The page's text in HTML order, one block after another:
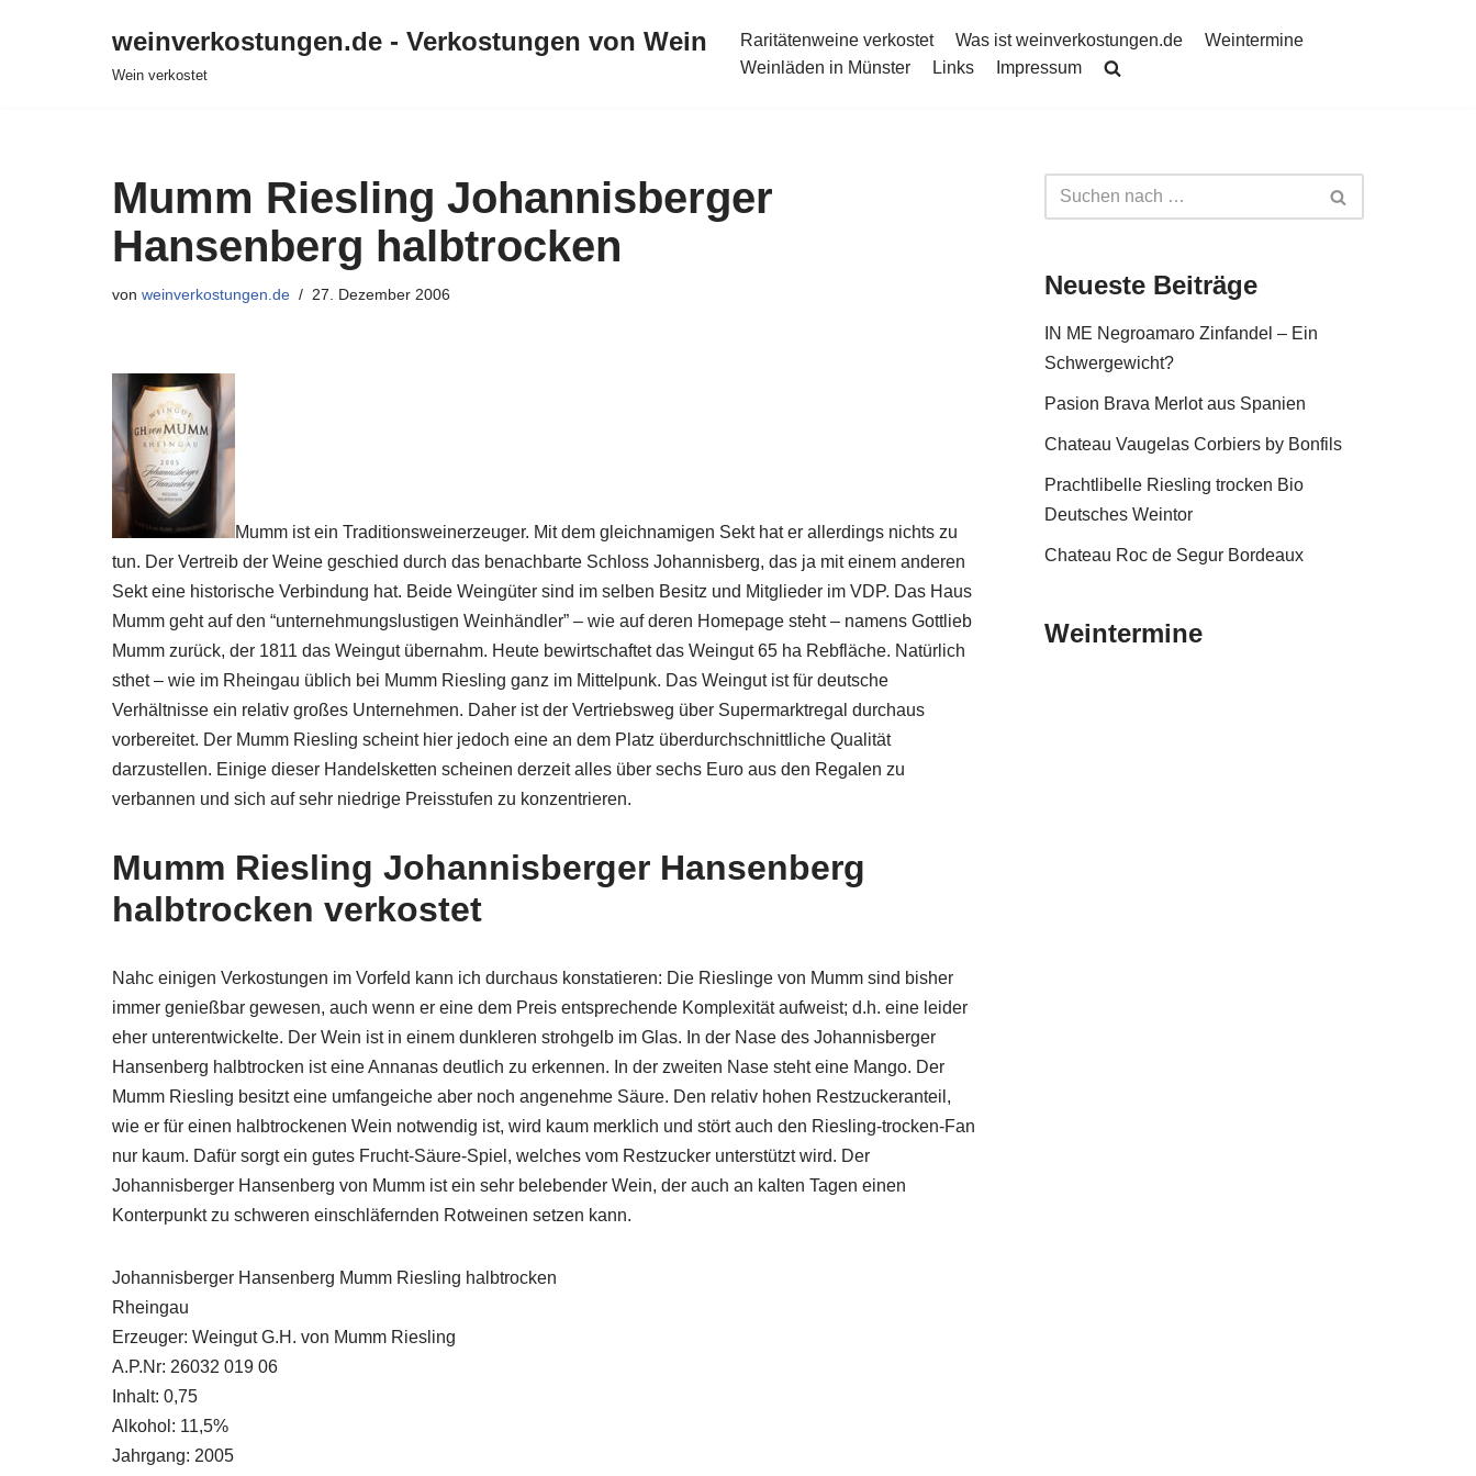
weinverkostungen.de - Verkostungen von Wein
Wein verkostet
Raritätenweine verkostet Was ist weinverkostungen.de
Weintermine
Weinläden in Münster
Links Impressum
Mumm Riesling Johannisberger
Hansenberg halbtrocken
von weinverkostungen.de 27. Dezember 2006
Mumm ist ein Traditionsweinerzeuger. Mit dem gleichnamigen Sekt hat er allerdings nichts zu
tun. Der Vertreib der Weine geschied durch das benachbarte Schloss Johannisberg, das ja mit einem anderen
Sekt eine historische Verbindung hat. Beide Weingüter sind im selben Besitz und Mitglieder im VDP. Das Haus
Mumm geht auf den “unternehmungslustigen Weinhändler” – wie auf deren Homepage steht – namens Gottlieb
Mumm zurück, der 1811 das Weingut übernahm. Heute bewirtschaftet das Weingut 65 ha Rebfläche. Natürlich
sthet – wie im Rheingau üblich bei Mumm Riesling ganz im Mittelpunk. Das Weingut ist für deutsche
Verhältnisse ein relativ großes Unternehmen. Daher ist der Vertriebsweg über Supermarktregal durchaus
vorbereitet. Der Mumm Riesling scheint hier jedoch eine an dem Platz überdurchschnittliche Qualität
darzustellen. Einige dieser Handelsketten scheinen derzeit alles über sechs Euro aus den Regalen zu
verbannen und sich auf sehr niedrige Preisstufen zu konzentrieren.
Mumm Riesling Johannisberger Hansenberg
halbtrocken verkostet
Nahc einigen Verkostungen im Vorfeld kann ich durchaus konstatieren: Die Rieslinge von Mumm sind bisher
immer genießbar gewesen, auch wenn er eine dem Preis entsprechende Komplexität aufweist; d.h. eine leider
eher unterentwickelte. Der Wein ist in einem dunkleren strohgelb im Glas. In der Nase des Johannisberger
Hansenberg halbtrocken ist eine Annanas deutlich zu erkennen. In der zweiten Nase steht eine Mango. Der
Mumm Riesling besitzt eine umfangeiche aber noch angenehme Säure. Den relativ hohen Restzuckeranteil,
wie er für einen halbtrockenen Wein notwendig ist, wird kaum merklich und stört auch den Riesling-trocken-Fan
nur kaum. Dafür sorgt ein gutes Frucht-Säure-Spiel, welches vom Restzucker unterstützt wird. Der
Johannisberger Hansenberg von Mumm ist ein sehr belebender Wein, der auch an kalten Tagen einen
Konterpunkt zu schweren einschläfernden Rotweinen setzen kann.
Johannisberger Hansenberg Mumm Riesling halbtrocken
Rheingau
Erzeuger: Weingut G.H. von Mumm Riesling
A.P.Nr: 26032 019 06
Inhalt: 0,75
Alkohol: 11,5%
Jahrgang: 2005
Neueste Beiträge
IN ME Negroamaro Zinfandel – Ein
Schwergewicht?
Pasion Brava Merlot aus Spanien
Chateau Vaugelas Corbiers by Bonfils
Prachtlibelle Riesling trocken Bio
Deutsches Weintor
Chateau Roc de Segur Bordeaux
Weintermine